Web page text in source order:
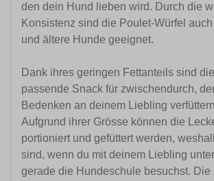
den dein Hund lieben wird. Durch die
Konsistenz sind die Poulet-Würfel
und ältere Hunde geeignet.
Dank ihres geringen Fettanteils sind
passende Snack für zwischendurch,
Bedenken an deinem Liebling
Aufgrund ihrer Grösse können die
portioniert und gefüttert werden,
sind, wenn du mit deinem Liebling
gerade die Hundeschule besuchst. Die